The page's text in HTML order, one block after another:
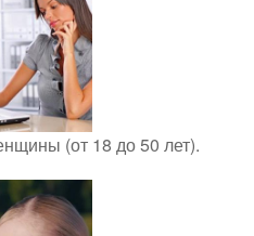
(от 18 до 50 лет).